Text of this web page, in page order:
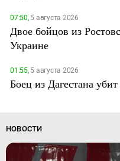
07:50,5 августа 2026
Двое бойцов из
Украине
01:55,5 августа 2026
Боец из Дагестана
НОВОСТИ